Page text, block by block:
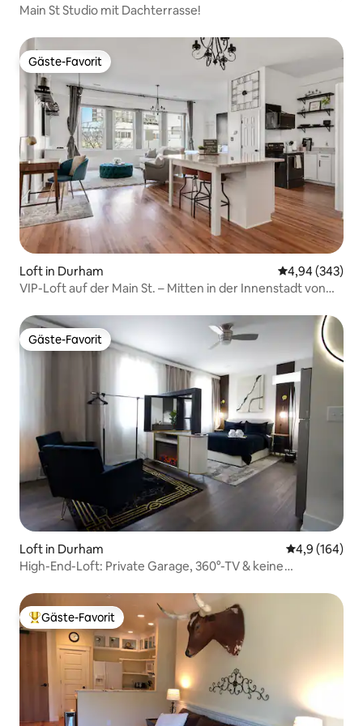
Main St Studio mit Dachterrasse!
Gäste-Favorit
Gäste-Favorit
Loft in Durham
4,94 (343)
VIP-Loft auf der Main St. – Mitten in der Innenstadt von
Gäste-Favorit
Gäste-Favorit
Loft in Durham
4,9 (164)
High-End-Loft: Private Garage, 360°-TV & keine
Beliebter Gäste-Favorit.
Gäste-Favorit